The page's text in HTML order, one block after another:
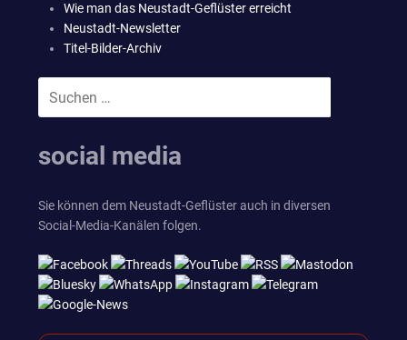
Wie man das Neustadt-Geflüster erreicht
Neustadt-Newsletter
Titel-Bilder-Archiv
nach:
social media
Sie können dem Neustadt-Geflüster auch in diversen
Social-Media-Kanälen folgen.